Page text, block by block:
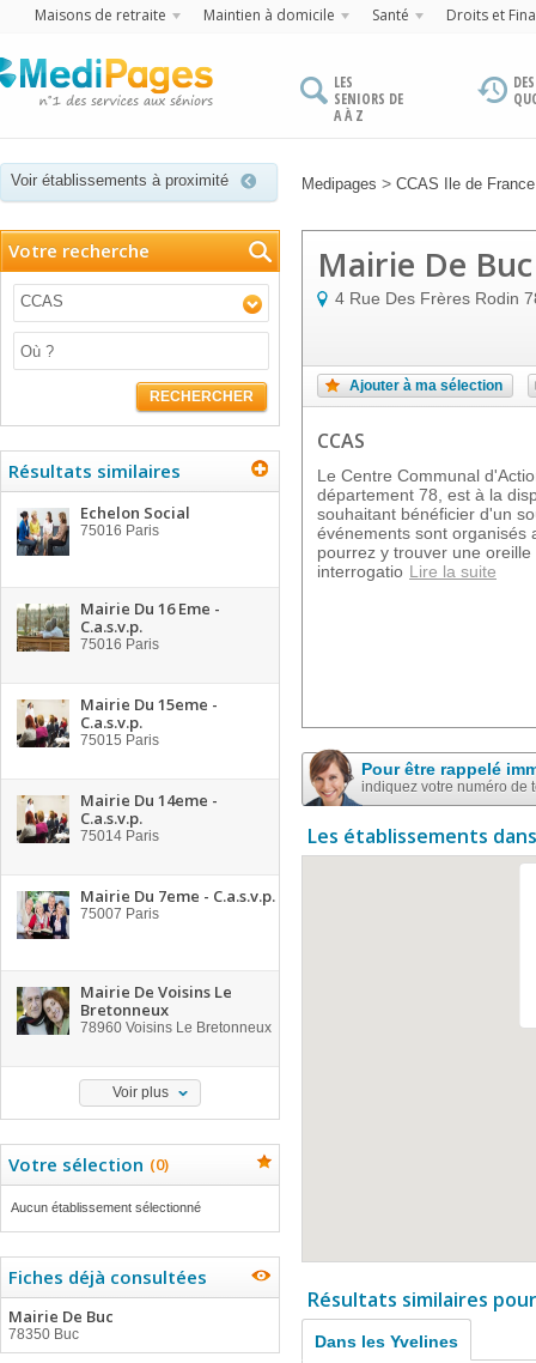
Maisons de retraite Maintien à domicile Santé Droits et
LES
SENIORS DE
A À Z
Voir établissements à proximité Medipages > CCAS Ile de France
Votre recherche
CCAS
RECHERCHER
Résultats similaires
Echelon Social
75016 Paris
Mairie Du 16 Eme -
C.a.s.v.p.
75016 Paris
Mairie Du 15eme -
C.a.s.v.p.
75015 Paris
Mairie Du 14eme -
C.a.s.v.p.
75014 Paris
Mairie Du 7eme - C.a.s.v.p.
75007 Paris
Mairie De Voisins Le
Bretonneux
78960 Voisins Le Bretonneux
Voir plus
Votre sélection (0)
Aucun établissement sélectionné
Fiches déjà consultées
Mairie De Buc
78350 Buc
Mairie De Buc
4 Rue Des Frères Rodin
Ajouter à ma sélection
CCAS
Le Centre Communal
département 78, est à la
souhaitant bénéficier d'un
événements sont organisés
pourrez y trouver une
interrogatio Lire la suite
Pour être rappelé
indiquez votre numéro de
Les établissements
Résultats similaires
Dans les Yvelines